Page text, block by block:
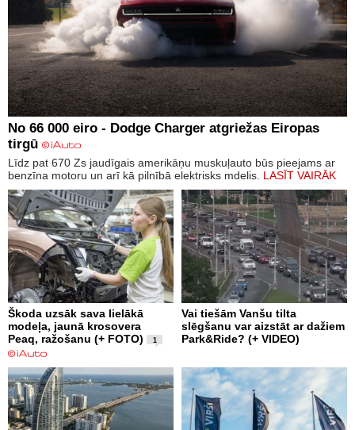
No 66 000 eiro - Dodge Charger atgriežas Eiropas
tirgū
Līdz pat 670 Zs jaudīgais amerikāņu muskuļauto būs pieejams ar
benzīna motoru un arī kā pilnībā elektrisks mdelis. LASĪT VAIRĀK
Škoda uzsāk sava lielākā
modeļa, jaunā krosovera
Peaq, ražošanu (+ FOTO)
1
Vai tiešām Vanšu tilta
slēgšanu var aizstāt ar dažiem
Park&Ride? (+ VIDEO)